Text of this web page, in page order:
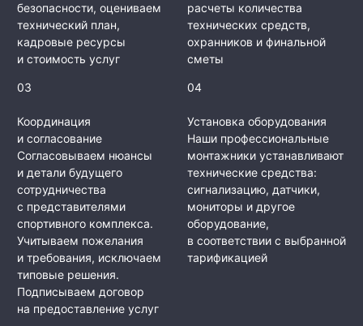
безопасности, оцениваем
технический план,
кадровые ресурсы
и стоимость услуг
расчеты количества
технических средств,
охранников и финальной
сметы
03
Координация
и согласование
Согласовываем нюансы
и детали будущего
сотрудничества
с представителями
спортивного комплекса.
Учитываем пожелания
и требования, исключаем
типовые решения.
Подписываем договор
на предоставление услуг
04
Установка оборудования
Наши профессиональные
монтажники устанавливают
технические средства:
сигнализацию, датчики,
мониторы и другое
оборудование,
в соответствии с выбранной
тарификацией